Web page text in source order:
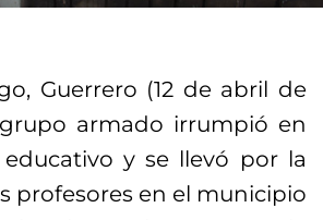
Guerrero (12 de abril de
grupo armado irrumpió en
y se llevó por la
profesores en el municipio